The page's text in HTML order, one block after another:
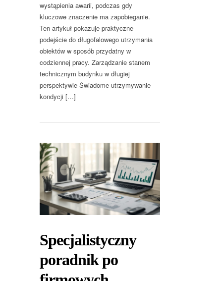
wystąpienia awarii, podczas gdy
kluczowe znaczenie ma zapobieganie.
Ten artykuł pokazuje praktyczne
podejście do długofalowego utrzymania
obiektów w sposób przydatny w
codziennej pracy. Zarządzanie stanem
technicznym budynku w długiej
perspektywie Świadome utrzymywanie
kondycji […]
Specjalistyczny
poradnik po